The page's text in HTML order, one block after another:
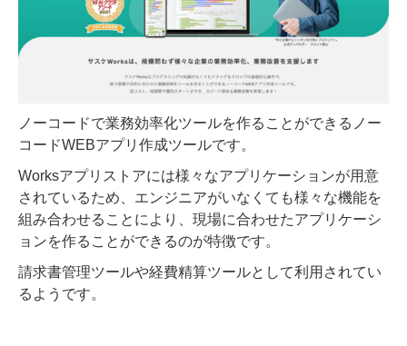
ノーコードで業務効率化ツールを作ることができるノー
コードWEBアプリ作成ツールです。
Worksアプリストアには様々なアプリケーションが用意
されているため、エンジニアがいなくても様々な機能を
組み合わせることにより、現場に合わせたアプリケーシ
ョンを作ることができるのが特徴です。
請求書管理ツールや経費精算ツールとして利用されてい
るようです。